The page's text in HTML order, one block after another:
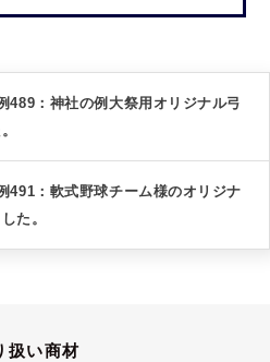
489：神社の例大祭用オリジナル弓
491：軟式野球チーム様のオリジナ
た。
扱い商材